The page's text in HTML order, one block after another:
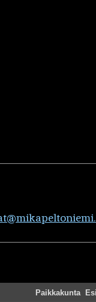
Paikkakunta